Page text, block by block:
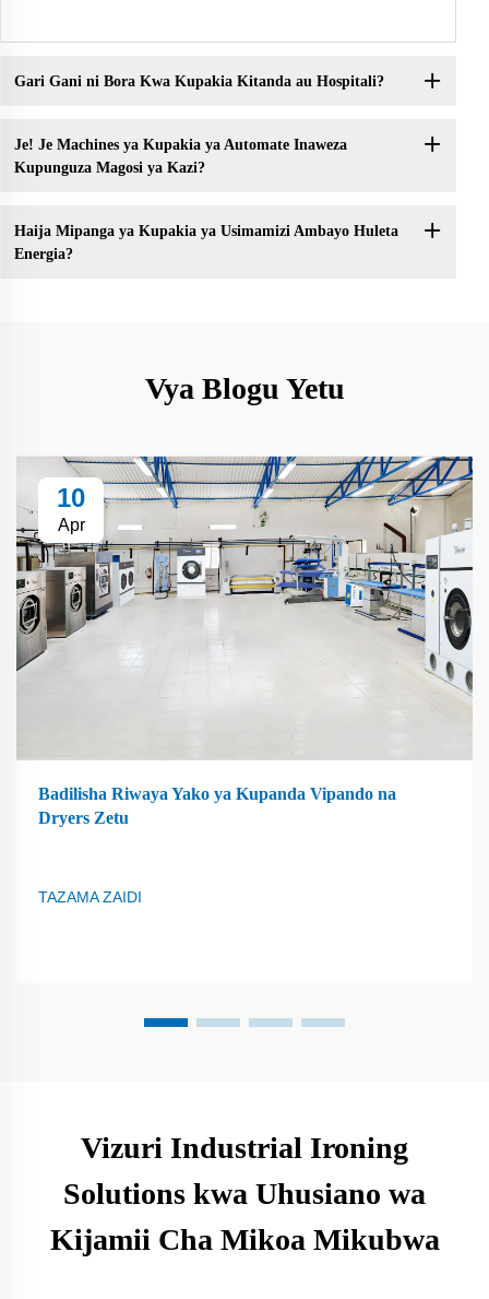
Gari Gani ni Bora Kwa Kupakia Kitanda au Hospitali?
Je! Je Machines ya Kupakia ya Automate Inaweza
Kupunguza Magosi ya Kazi?
Haija Mipanga ya Kupakia ya Usimamizi Ambayo Huleta
Energia?
Vya Blogu Yetu
10
Apr
Badilisha Riwaya Yako ya Kupanda Vipando na
Dryers Zetu
TAZAMA ZAIDI
Vizuri Industrial Ironing
Solutions kwa Uhusiano wa
Kijamii Cha Mikoa Mikubwa